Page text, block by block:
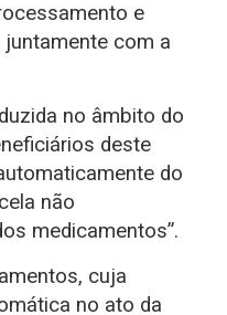
e
com a
no âmbito do
deste
do
não
medicamentos”.
cuja
no ato da